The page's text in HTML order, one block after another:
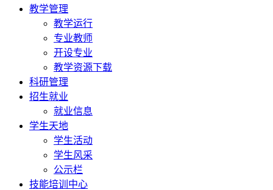
教学管理
教学运行
专业教师
开设专业
教学资源下载
科研管理
招生就业
就业信息
学生天地
学生活动
学生风采
公示栏
技能培训中心